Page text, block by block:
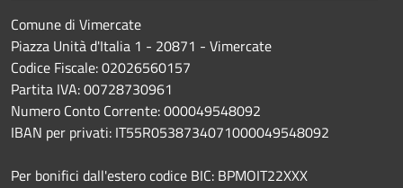
Comune di Vimercate
Piazza Unità d'Italia 1 - 20871 - Vimercate
Codice Fiscale: 02026560157
Partita IVA: 00728730961
Numero Conto Corrente: 000049548092
IBAN per privati: IT55R0538734071000049548092
Per bonifici dall'estero codice BIC: BPMOIT22XXX